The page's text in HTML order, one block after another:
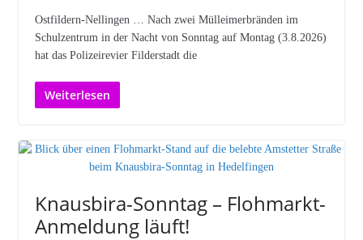
Ostfildern-Nellingen … Nach zwei Mülleimerbränden im
Schulzentrum in der Nacht von Sonntag auf Montag (3.8.2026)
hat das Polizeirevier Filderstadt die
Weiterlesen
Knausbira-Sonntag – Flohmarkt-
Anmeldung läuft!